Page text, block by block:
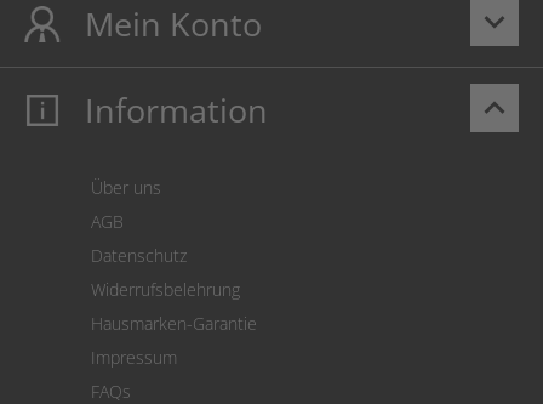
keyboard_arrow_down
Mein Konto
Mein Konto
Cookie Einstellungen
keyboard_arrow_up
Information
Über uns
AGB
Datenschutz
Widerrufsbelehrung
Hausmarken-Garantie
Impressum
FAQs